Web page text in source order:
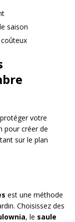
saison
votre
pour créer de
sur le plan
est une méthode
Choisissez des
, le saule